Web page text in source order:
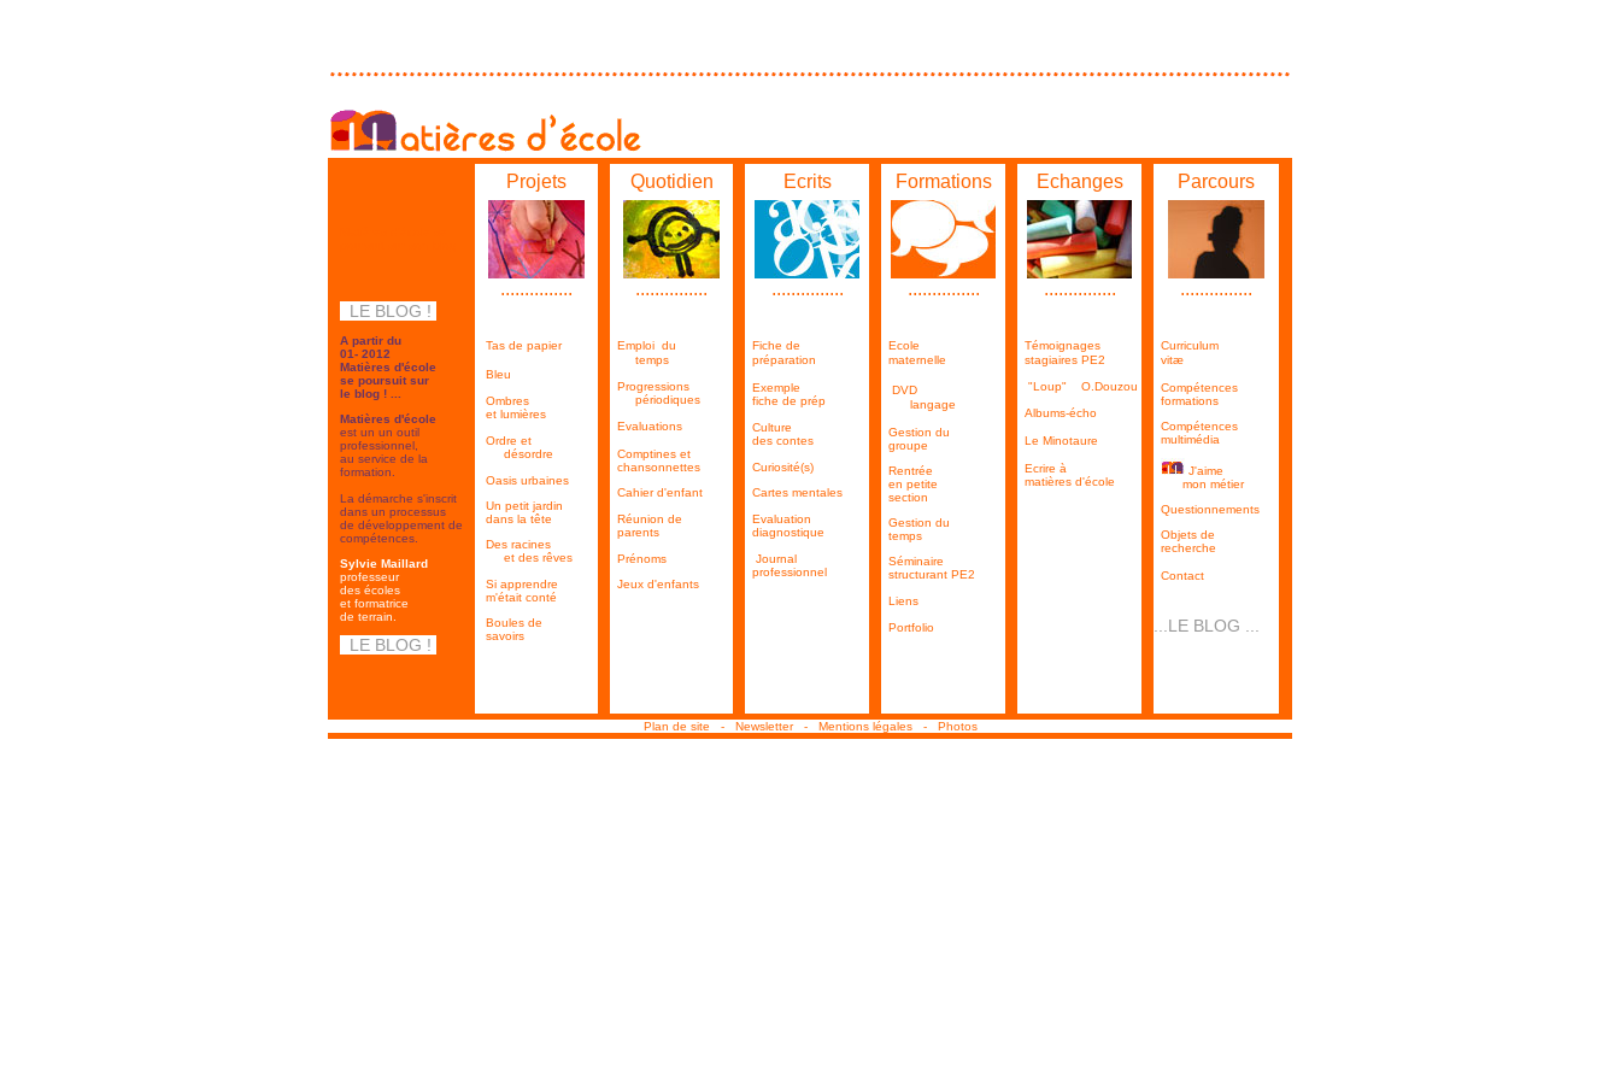
Projets Quotidien Ecrits Formations Echanges Parcours
............... ............... ............... ............... ............... ...............
LE BLOG !
A partir du
01- 2012
Matières d'école
se poursuit sur
le blog ! ...
Matières d'école
est un un outil
professionnel,
au service de la
formation.
La démarche s'inscrit
dans un processus
de développement de
compétences.
Sylvie Maillard
professeur
des écoles
et formatrice
de terrain.
LE BLOG !
Tas de papier
Bleu
Ombres
et lumières
Ordre et
désordre
Oasis urbaines
Un petit jardin
dans la tête
Des racines
et des rêves
Si apprendre
m'était conté
Boules de
savoirs
Emploi du
temps
Progressions
périodiques
Evaluations
Comptines et
chansonnettes
Cahier d'enfant
Réunion de
parents
Prénoms
Jeux d'enfants
Fiche de
préparation
Exemple
fiche de prép
Culture
des contes
Curiosité(s)
Cartes mentales
Evaluation
diagnostique
Journal
professionnel
Ecole
maternelle
DVD
langage
Gestion du
groupe
Rentrée
en petite
section
Gestion du
temps
Séminaire
structurant PE2
Liens
Portfolio
Témoignages
stagiaires PE2
"Loup" O.Douzou
Albums-écho
Le Minotaure
Ecrire à
matières d'école
Curriculum
vitæ
Compétences
formations
Compétences
multimédia
J'aime
mon métier
Questionnements
Objets de
recherche
Contact
...LE BLOG ...
Plan de site - Newsletter - Mentions légales - Photos